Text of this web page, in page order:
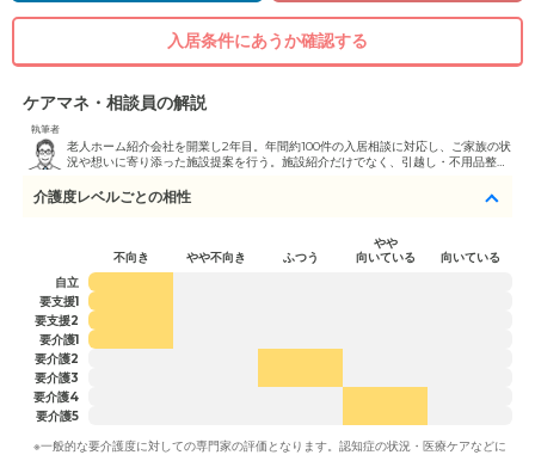
入居条件にあうか確認する
ケアマネ・相談員の解説
執筆者
老人ホーム紹介会社を開業し2年目。年間約100件の入居相談に対応し、ご家族の状
況や想いに寄り添った施設提案を行う。施設紹介だけでなく、引越し・不用品整
みとしています。
介護度レベルごとの相性
不向き やや不向き ふつう
やや
向いている
向いている
自立
要支援1
要支援2
要介護1
要介護2
要介護3
要介護4
要介護5
※一般的な要介護度に対しての専門家の評価となります。認知症の状況・医療ケアなどに